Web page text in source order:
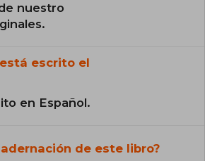
nuestro
escrito el
en Español.
de este libro?